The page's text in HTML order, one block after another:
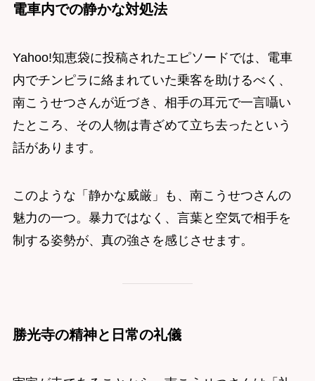
電車内での静かな対処法
Yahoo!知恵袋に投稿されたエピソードでは、電車
内でチンピラに絡まれていた乗客を助けるべく、
南こうせつさんが近づき、相手の耳元で一言囁い
たところ、その人物は青ざめて立ち去ったという
話があります。
このような「静かな威厳」も、南こうせつさんの
魅力の一つ。暴力ではなく、言葉と空気で相手を
制する姿勢が、真の強さを感じさせます。
勝光寺の精神と日常の礼儀